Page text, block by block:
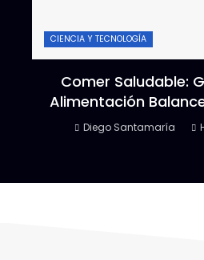
CIENCIA Y TECNOLOGÍA
Comer Saludable:
Alimentación
Diego Santamaría